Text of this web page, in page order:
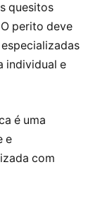
quesitos
perito deve
individual e
é uma
e
com